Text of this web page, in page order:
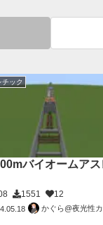
チック
バイオームア
1551 12
かぐら@夜光性